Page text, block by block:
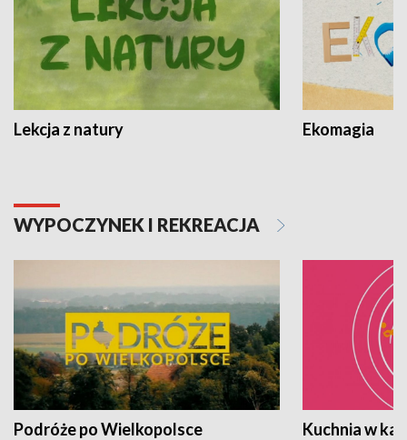
Lekcja z natury Ekomagia
WYPOCZYNEK I REKREACJA
Podróże po Wielkopolsce Kuchnia w